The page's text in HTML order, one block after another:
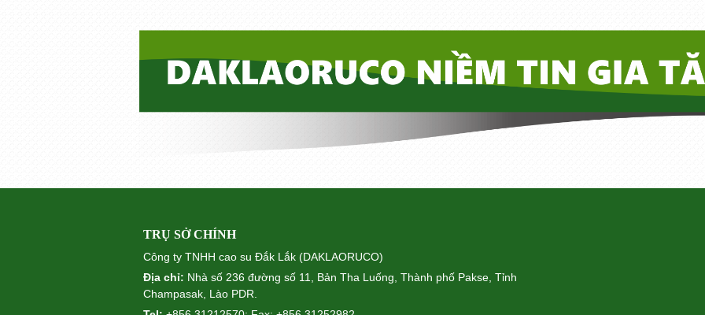
TRỤ SỞ CHÍNH
Công ty TNHH cao su Đắk Lắk (DAKLAORUCO)
Địa chỉ: Nhà số 236 đường số 11, Bản Tha Luống, Thành phố Pakse, Tỉnh
Champasak, Lào PDR.